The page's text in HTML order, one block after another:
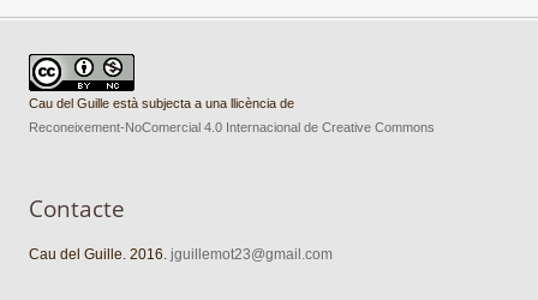
Cau del Guille està subjecta a una llicència de
Reconeixement-NoComercial 4.0 Internacional de Creative Commons
Contacte
Cau del Guille. 2016.jguillemot23@gmail.com